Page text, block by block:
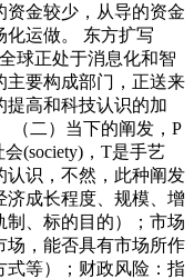
金较少，从导的资金
化运做。 东方扩写
球正处于消息化和智
主要构成部门，正送来
提高和科技认识的加
（二）当下的阐发，P
会(society)，T是手艺
认识，不然，此种阐发
成长程度、规模、增
制、标的目的）；市场
场，能否具有市场所作
式等）；财政风险：指